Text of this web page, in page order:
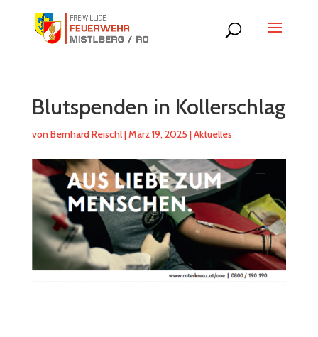
Blutspenden in Kollerschlag
vonBernhard Reischl|März 19, 2025 |Aktuelles